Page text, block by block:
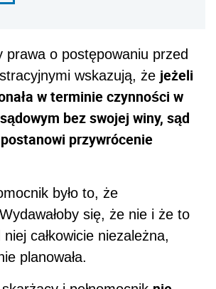
prawa o postępowaniu przed
wskazują, że jeżeli
w terminie czynności w
bez swojej winy, sąd
przywrócenie
było to, że
się, że nie i że to
całkowicie niezależna,
planowała.